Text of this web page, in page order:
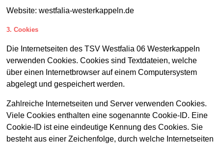
Website: westfalia-westerkappeln.de
3. Cookies
Die Internetseiten des TSV Westfalia 06 Westerkappeln
verwenden Cookies. Cookies sind Textdateien, welche
über einen Internetbrowser auf einem Computersystem
abgelegt und gespeichert werden.
Zahlreiche Internetseiten und Server verwenden Cookies.
Viele Cookies enthalten eine sogenannte Cookie-ID. Eine
Cookie-ID ist eine eindeutige Kennung des Cookies. Sie
besteht aus einer Zeichenfolge, durch welche Internetseiten